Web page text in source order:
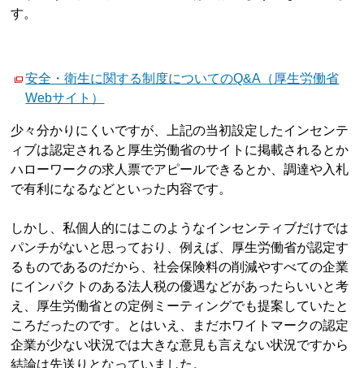
す。
安全・衛生に関する制度についてのQ&A（厚生労働省
Webサイト）
少々分かりにくいですが、上記の当初設定したインセンテ
ィブは認定されると厚生労働省のサイトに掲載されるとか
ハローワークの求人票でアピールできるとか、調達や入札
で有利になるなどといった内容です。
しかし、私個人的にはこのようなインセンティブだけでは
パンチがないと思っており、例えば、厚生労働省が認定す
るものであるのだから、社会保険料の削減やすべての企業
にインパクトのある法人税の優遇などがあったらいいと考
え、厚生労働省との定例ミーティングでも提案していたと
ころだったのです。とはいえ、まだホワイトマークの認定
企業が少ない状況では大きな意見も言えない状況ですから
結論は先送りとなっていました。